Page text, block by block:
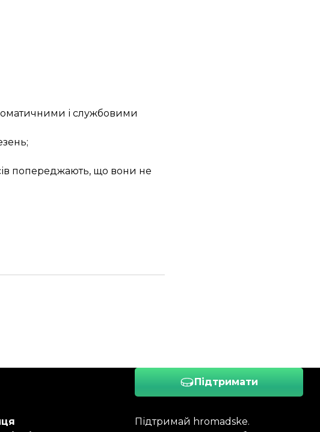
і службовими
попереджають, що вони не
Підтримати
Підтримай hromadske.